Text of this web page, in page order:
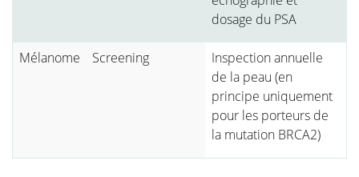
dosage du PSA
Mélanome Screening
Inspection annuelle
de la peau (en
principe uniquement
pour les porteurs de
la mutation BRCA2)